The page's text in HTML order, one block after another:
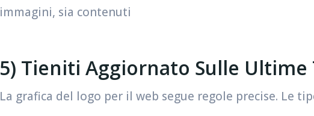
immagini, sia contenuti
5) Tieniti Aggiornato Sulle Ultime
La grafica del logo per il web segue regole precise. Le